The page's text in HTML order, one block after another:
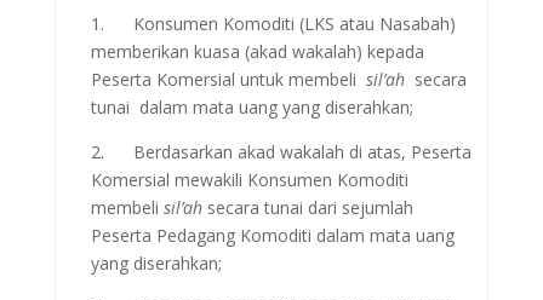
1. Konsumen Komoditi (LKS atau Nasabah)
memberikan kuasa (akad wakalah) kepada
Peserta Komersial untuk membeli sil’ah secara
tunai dalam mata uang yang diserahkan;
2. Berdasarkan akad wakalah di atas, Peserta
Komersial mewakili Konsumen Komoditi
membeli sil’ah secara tunai dari sejumlah
Peserta Pedagang Komoditi dalam mata uang
yang diserahkan;